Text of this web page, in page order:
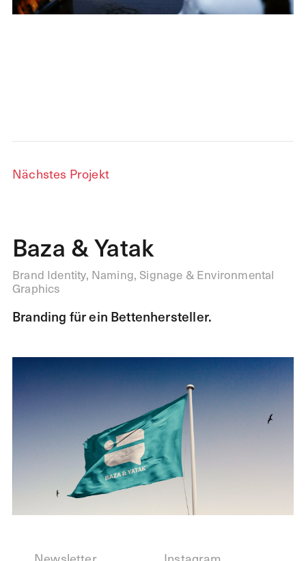
Nächstes Projekt
Baza & Yatak
Brand Identity, Naming, Signage & Environmental
Graphics
Branding für ein Bettenhersteller.